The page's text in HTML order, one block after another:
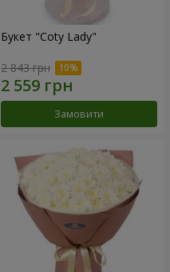
Букет "Coty Lady"
2 843 грн
Замовити